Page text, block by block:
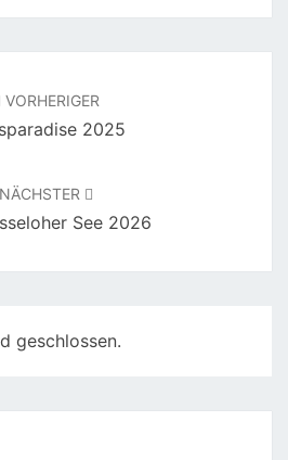
VORHERIGER
2025
NÄCHSTER
See 2026
geschlossen.